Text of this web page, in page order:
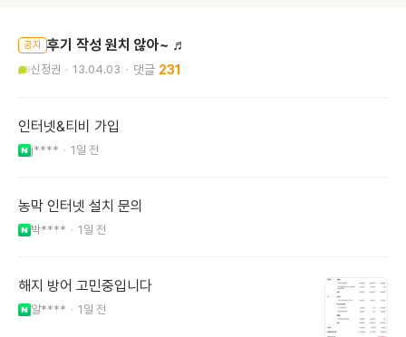
공지 후기 작성 원치 않아~ ♬
신정권 13.04.03 231
인터넷&티비 가입
j**** 1일 전
농막 인터넷 설치 문의
박**** 1일 전
해지 방어 고민중입니다
알**** 1일 전